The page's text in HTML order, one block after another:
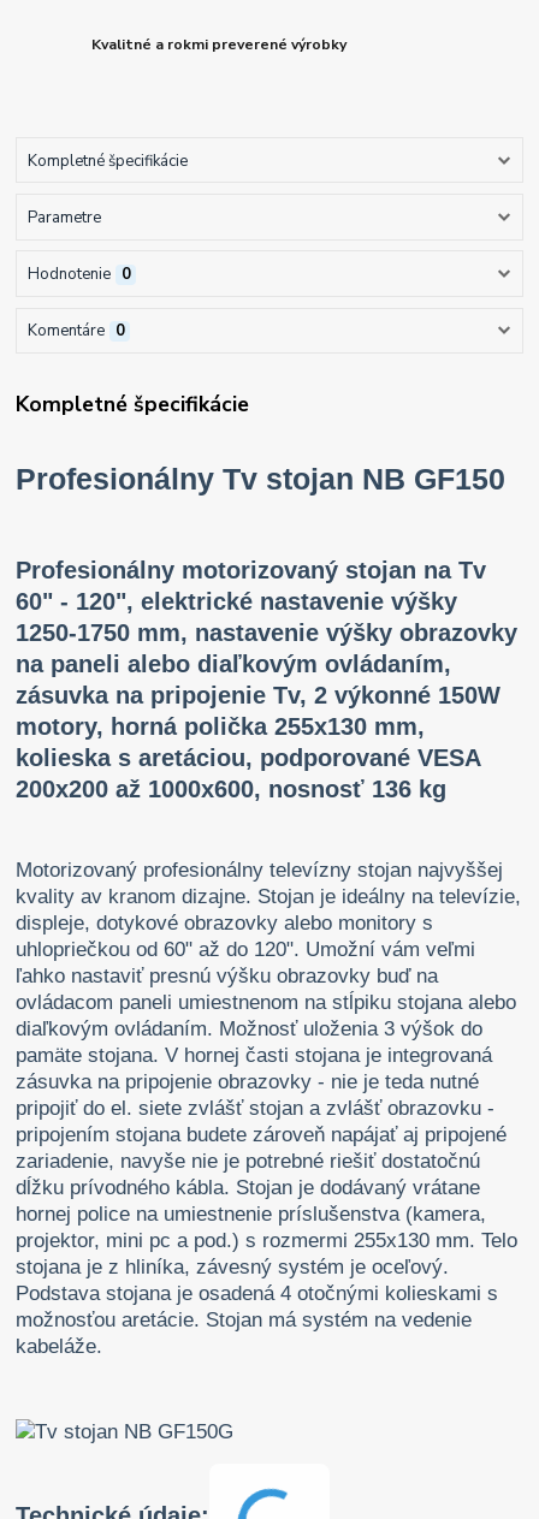
Kvalitné a rokmi preverené výrobky
Kompletné špecifikácie
Parametre
Hodnotenie 0
Komentáre 0
Kompletné špecifikácie
Profesionálny Tv stojan NB GF150
Profesionálny motorizovaný stojan na Tv
60" - 120", elektrické nastavenie výšky
1250-1750 mm, nastavenie výšky obrazovky
na paneli alebo diaľkovým ovládaním,
zásuvka na pripojenie Tv, 2 výkonné 150W
motory, horná polička 255x130 mm,
kolieska s aretáciou, podporované VESA
200x200 až 1000x600, nosnosť 136 kg
Motorizovaný profesionálny televízny stojan najvyššej
kvality av kranom dizajne. Stojan je ideálny na televízie,
displeje, dotykové obrazovky alebo monitory s
uhlopriečkou od 60" až do 120". Umožní vám veľmi
ľahko nastaviť presnú výšku obrazovky buď na
ovládacom paneli umiestnenom na stĺpiku stojana alebo
diaľkovým ovládaním. Možnosť uloženia 3 výšok do
pamäte stojana. V hornej časti stojana je integrovaná
zásuvka na pripojenie obrazovky - nie je teda nutné
pripojiť do el. siete zvlášť stojan a zvlášť obrazovku -
pripojením stojana budete zároveň napájať aj pripojené
zariadenie, navyše nie je potrebné riešiť dostatočnú
dĺžku prívodného kábla. Stojan je dodávaný vrátane
hornej police na umiestnenie príslušenstva (kamera,
projektor, mini pc a pod.) s rozmermi 255x130 mm. Telo
stojana je z hliníka, závesný systém je oceľový.
Podstava stojana je osadená 4 otočnými kolieskami s
možnosťou aretácie. Stojan má systém na vedenie
kabeláže.